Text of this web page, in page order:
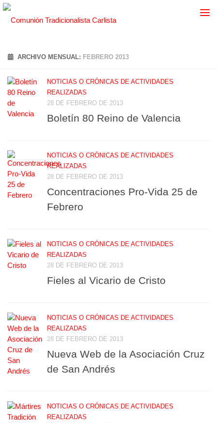
ARCHIVO MENSUAL: FEBRERO 2013
NOTICIAS O CRÓNICAS DE ACTIVIDADES
REALIZADAS
28 DE FEBRERO DE 2013
Boletín 80 Reino de Valencia
NOTICIAS O CRÓNICAS DE ACTIVIDADES
REALIZADAS
28 DE FEBRERO DE 2013
Concentraciones Pro-Vida 25 de
Febrero
NOTICIAS O CRÓNICAS DE ACTIVIDADES
REALIZADAS
28 DE FEBRERO DE 2013
Fieles al Vicario de Cristo
NOTICIAS O CRÓNICAS DE ACTIVIDADES
REALIZADAS
28 DE FEBRERO DE 2013
Nueva Web de la Asociación Cruz
de San Andrés
NOTICIAS O CRÓNICAS DE ACTIVIDADES
REALIZADAS